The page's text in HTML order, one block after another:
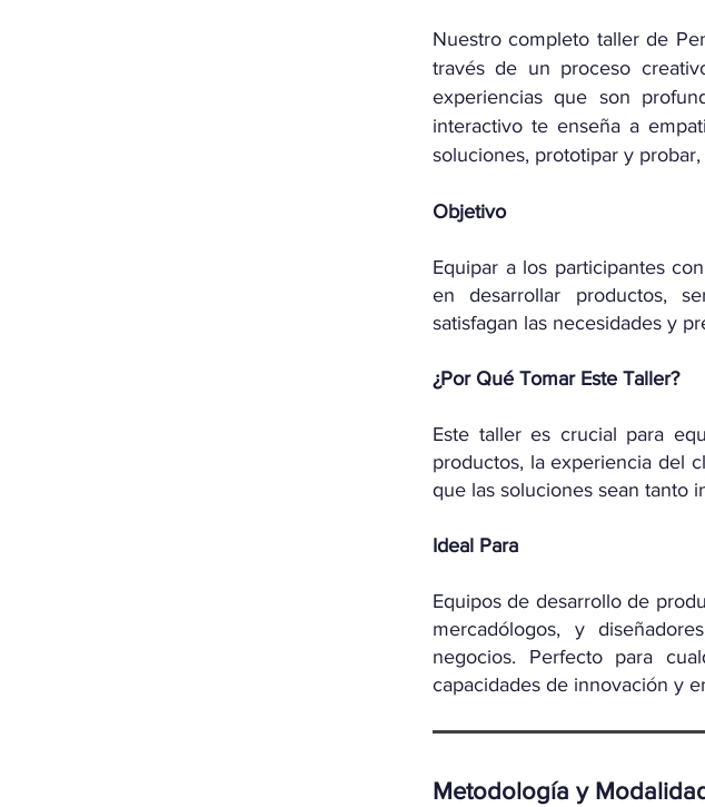
Nuestro completo taller de
través de un proceso
experiencias que son
interactivo te enseña a
soluciones, prototipar y
Objetivo
Equipar a los participantes
en desarrollar productos,
satisfagan las necesidades y
¿Por Qué Tomar Este Taller?
Este taller es crucial para
productos, la experiencia del
que las soluciones sean tanto
Ideal Para
Equipos de desarrollo de
mercadólogos, y
negocios. Perfecto para
capacidades de innovación y
Metodología y